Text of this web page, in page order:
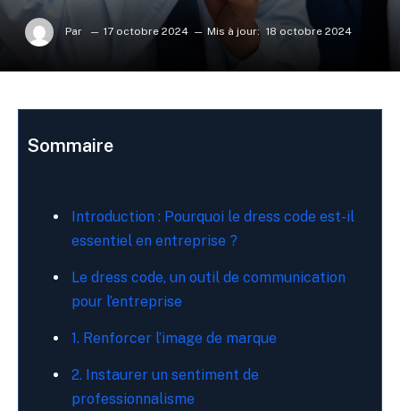
Par 17 octobre 2024 Mis à jour: 18 octobre 2024
Sommaire
Introduction : Pourquoi le dress code est-il
essentiel en entreprise ?
Le dress code, un outil de communication
pour l’entreprise
1. Renforcer l’image de marque
2. Instaurer un sentiment de
professionnalisme